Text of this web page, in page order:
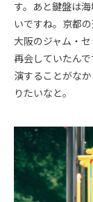
す。あと鍵盤は
いですね。京都
大阪のジャム・
再会していたん
演することがな
りたいなと。